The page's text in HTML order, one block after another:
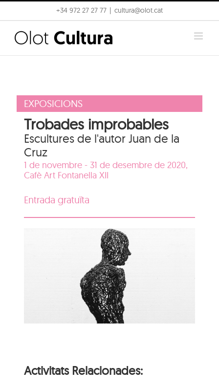
to
content
+34 972 27 27 77 cultura@olot.cat
EXPOSICIONS
Trobades improbables
Escultures de l'autor Juan de la
Cruz
1 de novembre - 31 de desembre de 2020,
Cafè Art Fontanella XII
Entrada gratuïta
Activitats Relacionades: